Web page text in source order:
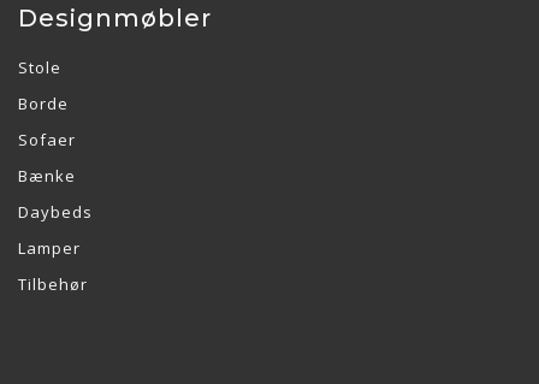
Designmøbler
Stole
Borde
Sofaer
Bænke
Daybeds
Lamper
Tilbehør